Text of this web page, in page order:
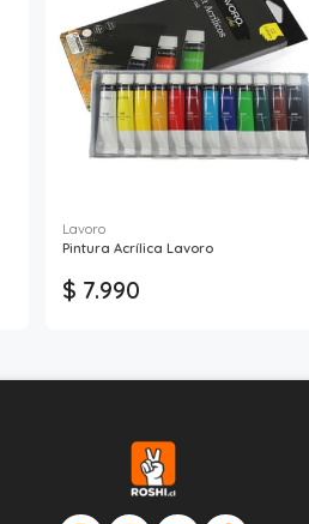
Lavoro
Pintura Acrílica Lavoro
$ 7.990